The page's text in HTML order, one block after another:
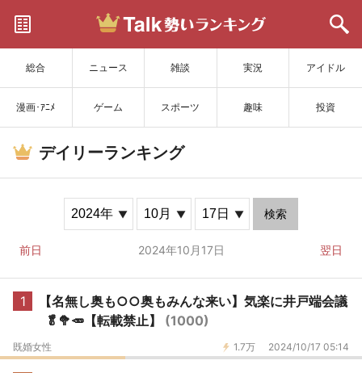
総合 ニュース 雑談 実況 アイドル
漫画･ｱﾆﾒ ゲーム スポーツ 趣味 投資
サイトを更新
デイリーランキング
検索
前日 2024年10月17日 翌日
1
【名無し奥も○○奥もみんな来い】気楽に井戸端会議
🥬🥦🥕【転載禁止】 (1000)
1.7万 2024/10/17 05:14
既婚女性